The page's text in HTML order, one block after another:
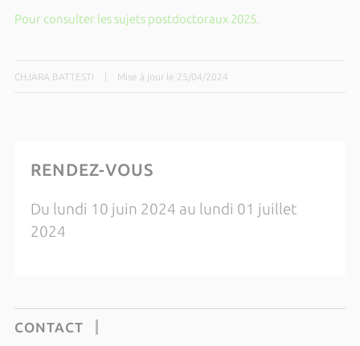
Pour consulter les sujets postdoctoraux 2025.
CHJARA BATTESTI Mise à jour le 25/04/2024
RENDEZ-VOUS
Du lundi 10 juin 2024 au lundi 01 juillet
2024
CONTACT